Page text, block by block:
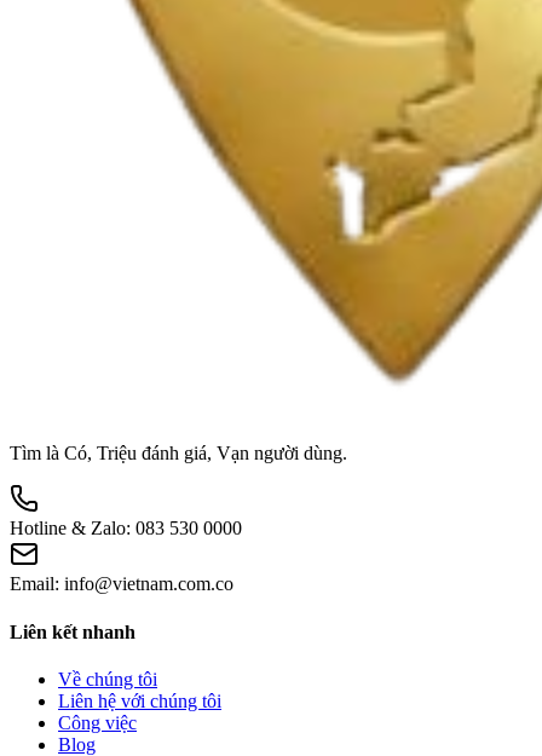
Tìm là Có, Triệu đánh giá, Vạn người dùng.
Hotline & Zalo: 083 530 0000
Email: info@vietnam.com.co
Liên kết nhanh
Về chúng tôi
Liên hệ với chúng tôi
Công việc
Blog